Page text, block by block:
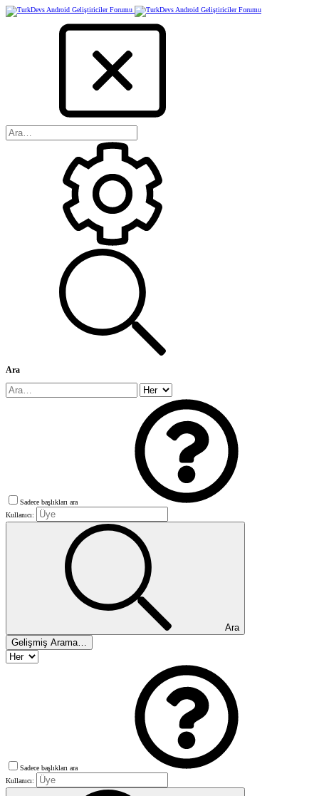
Ara
Sadece başlıkları ara
Kullanıcı:
Ara
Gelişmiş Arama…
Sadece başlıkları ara
Kullanıcı: